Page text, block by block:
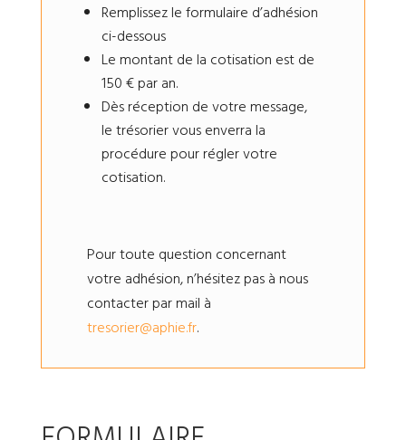
Remplissez le formulaire d’adhésion
ci-dessous
Le montant de la cotisation est de
150 € par an.
Dès réception de votre message,
le trésorier vous enverra la
procédure pour régler votre
cotisation.
Pour toute question concernant
votre adhésion, n’hésitez pas à nous
contacter par mail à
tresorier@aphie.fr.